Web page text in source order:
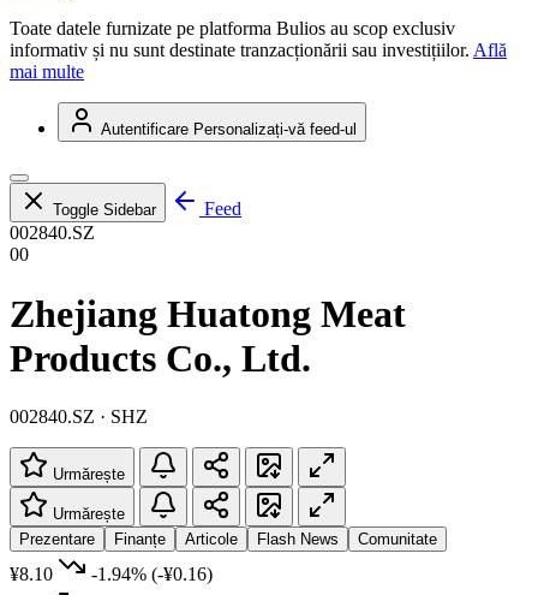
Toate datele furnizate pe platforma Bulios au scop exclusiv
informativ și nu sunt destinate tranzacționării sau investițiilor. Află
mai multe
Autentificare Personalizați-vă feed-ul
Toggle Sidebar
Feed
002840.SZ
00
Zhejiang Huatong Meat
Products Co., Ltd.
002840.SZ · SHZ
Urmărește
Urmărește
Prezentare
Finanțe Articole Flash News Comunitate
¥8.10 -1.94% (-¥0.16)